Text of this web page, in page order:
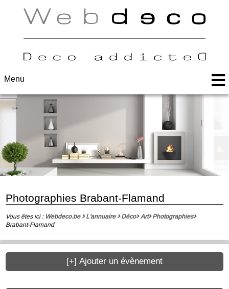
Menu
Photographies Brabant-Flamand
Vous êtes ici : Webdeco.be L'annuaire Déco Art Photographies
Brabant-Flamand
[+] Ajouter un évènement